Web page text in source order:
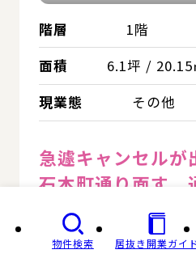
階層
1階
面積
6.1坪 / 20.15
現業態
その他
急遽キャンセル
石本町通り面す
物件検索 居抜き開業ガイ